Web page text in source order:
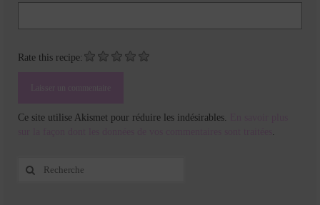
Rate this recipe:
Ce site utilise Akismet pour réduire les indésirables.
.
Rechercher